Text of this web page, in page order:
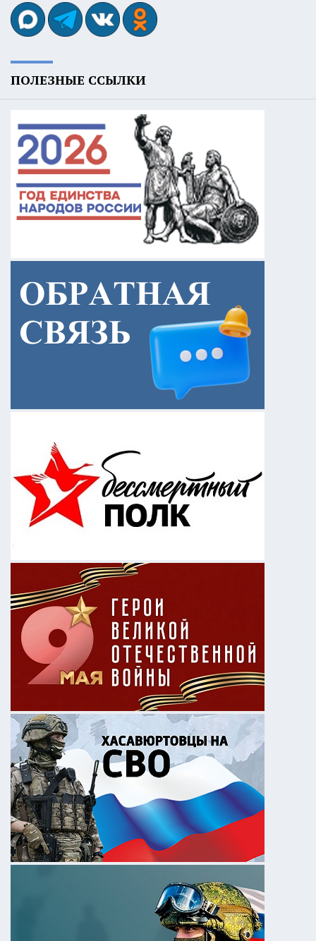
ПОЛЕЗНЫЕ ССЫЛКИ